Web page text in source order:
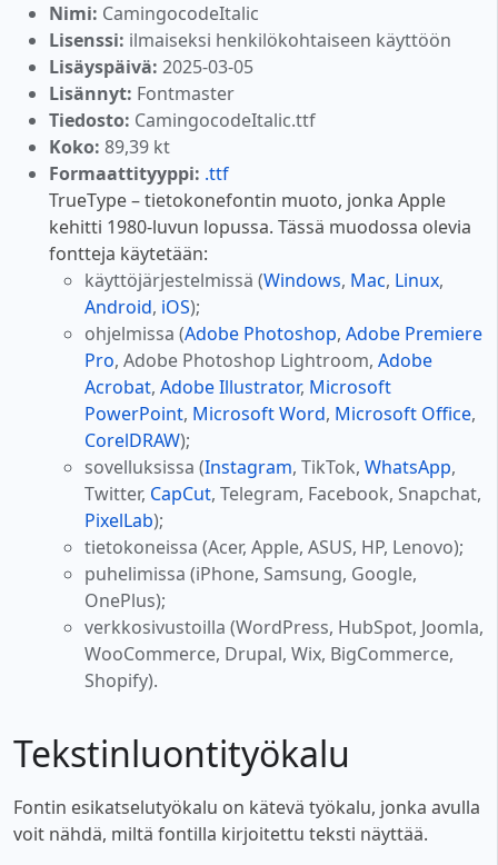
Nimi: CamingocodeItalic
Lisenssi: ilmaiseksi henkilökohtaiseen käyttöön
Lisäyspäivä: 2025-03-05
Lisännyt: Fontmaster
Tiedosto: CamingocodeItalic.ttf
Koko: 89,39 kt
Formaattityyppi: .ttf
TrueType – tietokonefontin muoto, jonka Apple
kehitti 1980-luvun lopussa. Tässä muodossa olevia
fontteja käytetään:
käyttöjärjestelmissä (Windows, Mac, Linux,
Android, iOS);
ohjelmissa (Adobe Photoshop, Adobe Premiere
Pro, Adobe Photoshop Lightroom, Adobe
Acrobat, Adobe Illustrator, Microsoft
PowerPoint, Microsoft Word, Microsoft Office,
CorelDRAW);
sovelluksissa (Instagram, TikTok, WhatsApp,
Twitter, CapCut, Telegram, Facebook, Snapchat,
PixelLab);
tietokoneissa (Acer, Apple, ASUS, HP, Lenovo);
puhelimissa (iPhone, Samsung, Google,
OnePlus);
verkkosivustoilla (WordPress, HubSpot, Joomla,
WooCommerce, Drupal, Wix, BigCommerce,
Shopify).
Tekstinluontityökalu
Fontin esikatselutyökalu on kätevä työkalu, jonka avulla
voit nähdä, miltä fontilla kirjoitettu teksti näyttää.